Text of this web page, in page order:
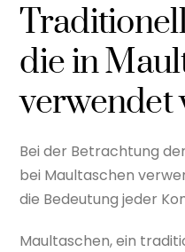
die in
verwendet
Bei der Betrachtung
bei Maultaschen
die Bedeutung jeder
Maultaschen, ein